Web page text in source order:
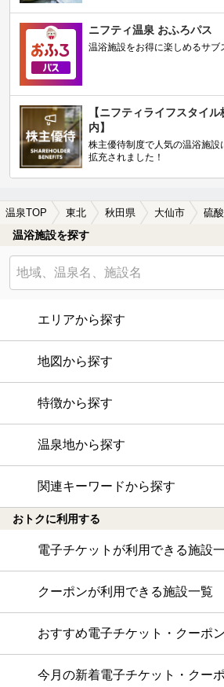
ニフティ温泉 おふろパス
温浴施設をお得に楽しめるサブ
【ニフティライフスタイ
内】
株主優待制度で人気の温浴施設
拡充されました！
温泉TOP 東北 秋田県 大仙市
温浴施設を探す
エリアから探す
地図から探す
特徴から探す
温泉地から探す
関連キーワードから探す
おトクに利用する
電子チケットが利用できる施設
クーポンが利用できる施設一覧
おすすめ電子チケット・クーポ
今月の新着電子チケット・クー